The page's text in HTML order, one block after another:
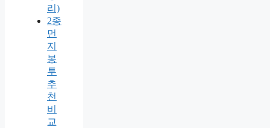
리)
2종
먼
지
봉
투
추
천
비
교